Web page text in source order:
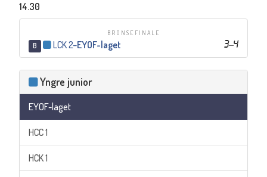
14.30
BRONSEFINALE
B 3–4
LCK 2–EYOF-laget
Yngre junior
EYOF-laget
HCC 1
HCK 1